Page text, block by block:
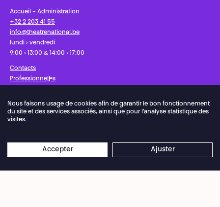
Accueil - Administration
+32 2 203 41 55
info@theatrenational.be
lundi › vendredi
9:00 › 13:00 & 14:00 › 17:00
Contacts
Professionnel·les
FacebookInstagramAbonnez-vous à notre newsletter !
Préférences de cookies
Conditions Générales de Vente
Conditions d’utilisation Crédits
Nous faisons usage de cookies afin de garantir le bon fonctionnement
du site et des services associés, ainsi que pour l’analyse statistique des
visites.
Accepter Ajuster